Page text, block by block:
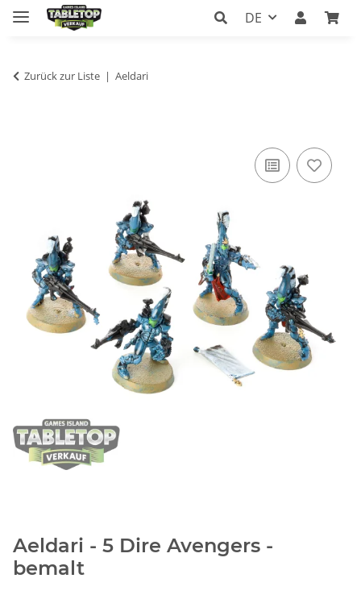
DE
Zurück zur Liste Aeldari
Aeldari - 5 Dire Avengers -
bemalt